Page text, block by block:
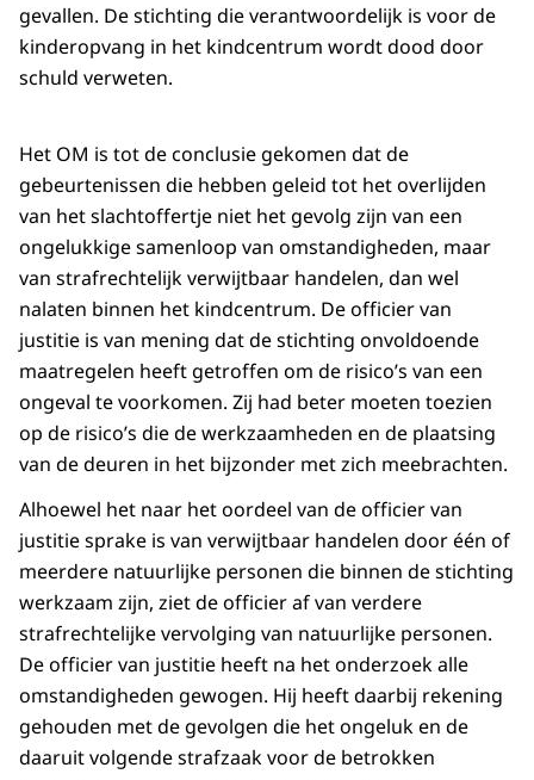
gevallen. De stichting die verantwoordelijk is voor de
kinderopvang in het kindcentrum wordt dood door
schuld verweten.
Het OM is tot de conclusie gekomen dat de
gebeurtenissen die hebben geleid tot het overlijden
van het slachtoffertje niet het gevolg zijn van een
ongelukkige samenloop van omstandigheden, maar
van strafrechtelijk verwijtbaar handelen, dan wel
nalaten binnen het kindcentrum. De officier van
justitie is van mening dat de stichting onvoldoende
maatregelen heeft getroffen om de risico’s van een
ongeval te voorkomen. Zij had beter moeten toezien
op de risico’s die de werkzaamheden en de plaatsing
van de deuren in het bijzonder met zich meebrachten.
Alhoewel het naar het oordeel van de officier van
justitie sprake is van verwijtbaar handelen door één of
meerdere natuurlijke personen die binnen de stichting
werkzaam zijn, ziet de officier af van verdere
strafrechtelijke vervolging van natuurlijke personen.
De officier van justitie heeft na het onderzoek alle
omstandigheden gewogen. Hij heeft daarbij rekening
gehouden met de gevolgen die het ongeluk en de
daaruit volgende strafzaak voor de betrokken